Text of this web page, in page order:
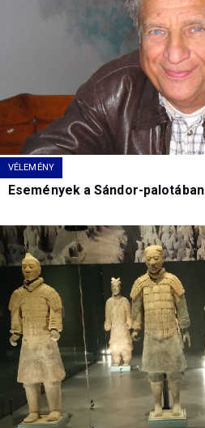
VÉLEMÉNY
Események a Sándor-palotában